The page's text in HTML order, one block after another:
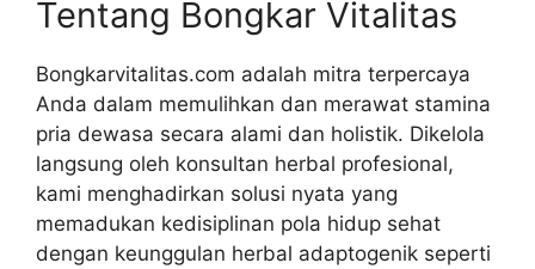
Tentang Bongkar Vitalitas
Bongkarvitalitas.com adalah mitra terpercaya
Anda dalam memulihkan dan merawat stamina
pria dewasa secara alami dan holistik. Dikelola
langsung oleh konsultan herbal profesional,
kami menghadirkan solusi nyata yang
memadukan kedisiplinan pola hidup sehat
dengan keunggulan herbal adaptogenik seperti